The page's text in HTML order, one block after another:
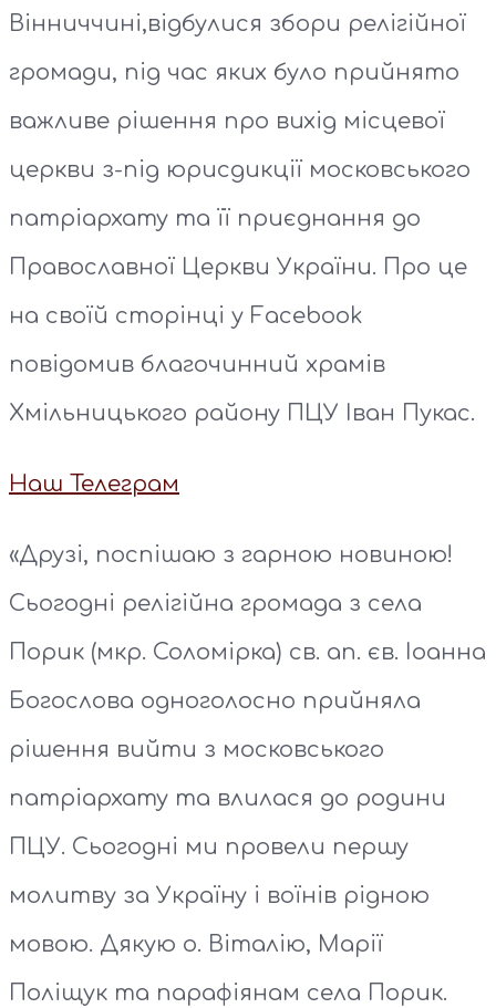
Вінниччині,відбулися збори релігійної
громади, під час яких було прийнято
важливе рішення про вихід місцевої
церкви з-під юрисдикції московського
патріархату та її приєднання до
Православної Церкви України. Про це
на своїй сторінці у Facebook
повідомив благочинний храмів
Хмільницького району ПЦУ Іван Пукас.
Наш Телеграм
«Друзі, поспішаю з гарною новиною!
Сьогодні релігійна громада з села
Порик (мкр. Соломірка) св. ап. єв. Іоанна
Богослова одноголосно прийняла
рішення вийти з московського
патріархату та влилася до родини
ПЦУ. Сьогодні ми провели першу
молитву за Україну і воїнів рідною
мовою. Дякую о. Віталію, Марії
Поліщук та парафіянам села Порик.